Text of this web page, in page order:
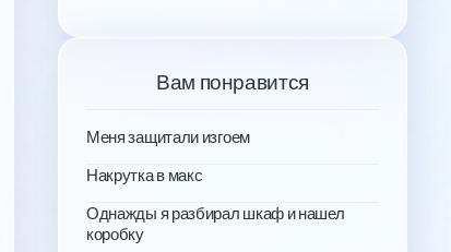
Вам понравится
Меня защитали изгоем
Накрутка в макс
Однажды я разбирал шкаф и нашел
коробку